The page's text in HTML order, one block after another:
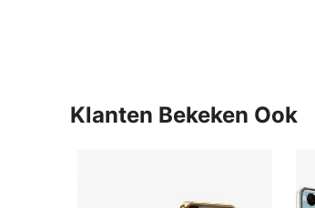
Klanten Bekeken Ook